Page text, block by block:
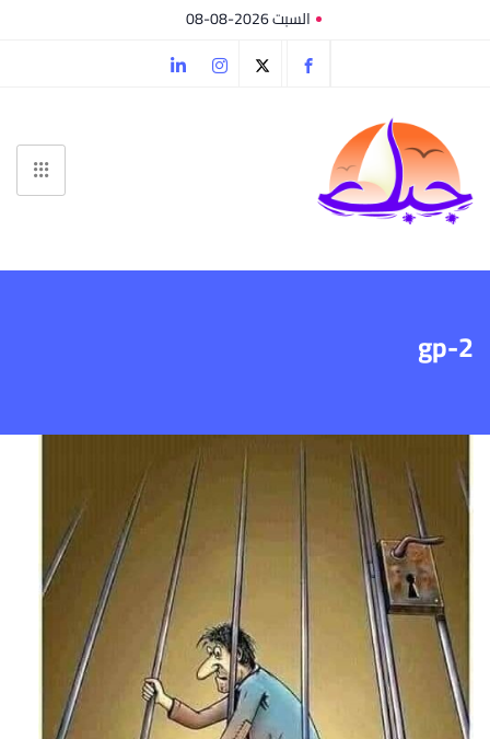
السبت 2026-08-08
gp-2